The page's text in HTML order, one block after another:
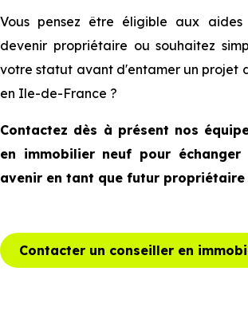
Vous pensez être éligible aux
devenir propriétaire ou souhaitez
votre statut avant d'entamer un projet
en Ile-de-France ?
Contactez dès à présent nos
en immobilier neuf pour
avenir en tant que futur propriétaire
Contacter un conseiller en